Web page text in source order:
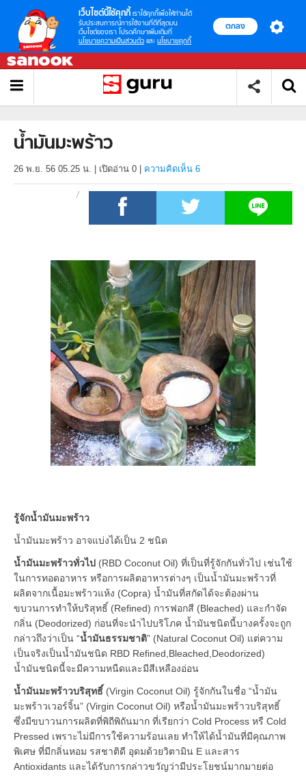
เว็บไซต์นี้ใช้คุกกี้ เราใช้คุกกี้เพื่อให้ท่านได้
รับประสบการณ์การใช้งานที่ดีที่สุดบน
เว็บไซต์ของเรา โปรดศึกษาเพิ่มเติมที่
นโยบายความเป็นส่วนตัว และ นโยบายคุกกี้
ตกลง
น้ำมันมะพร้าว
26 พ.ย. 56 05.25 น. เปิดอ่าน 0 ความคิดเห็น 6
รู้จักน้ำมันมะพร้าว
น้ำมันมะพร้าว อาจแบ่งได้เป็น 2 ชนิด
น้ำมันมะพร้าวทั่วไป (RBD Coconut Oil) ที่เป็นที่รู้จักกันทั่วไป เช่นใช้
ในการทอดอาหาร หรือการผลิตอาหารต่างๆ เป็นน้ำมันมะพร้าวที่
ผลิตจากเนื้อมะพร้าวแห้ง (Copra) น้ำมันที่สกัดได้จะต้องผ่าน
ขบวนการทำให้บริสุทธิ์ (Refined) การฟอกสี (Bleached) และกำจัด
กลิ่น (Deodorized) ก่อนที่จะนำไปบริโภค น้ำมันชนิดนี้บางครั้งจะถูก
กล่าวถึงว่าเป็น “น้ำมันธรรมชาติ” (Natural Coconut Oil) แต่ความ
เป็นจริงเป็นน้ำมันชนิด RBD Refined,Bleached,Deodorized)
น้ำมันชนิดนี้จะมีความหนืดและมีสีเหลืองอ่อน
น้ำมันมะพร้าวบริสุทธิ์ (Virgin Coconut Oil) รู้จักกันในชื่อ “น้ำมัน
มะพร้าวเวอร์จิ้น” (Virgin Coconut Oil) หรือน้ำมันมะพร้าวบริสุทธิ์
ซึ่งมีขบาวนการผลิตที่พิถีพิถันมาก ที่เรียกว่า Cold Process หรื Cold
Pressed เพราะไม่มีการใช้ความร้อนเลย ทำให้ได้น้ำมันที่มีคุณภาพ
พิเศษ ที่มีกลิ่นหอม รสชาติดี อุดมด้วยวิตามิน E และสาร
Antioxidants และได้รับการกล่าวขวัญว่ามีประโยชน์มากมายต่อ